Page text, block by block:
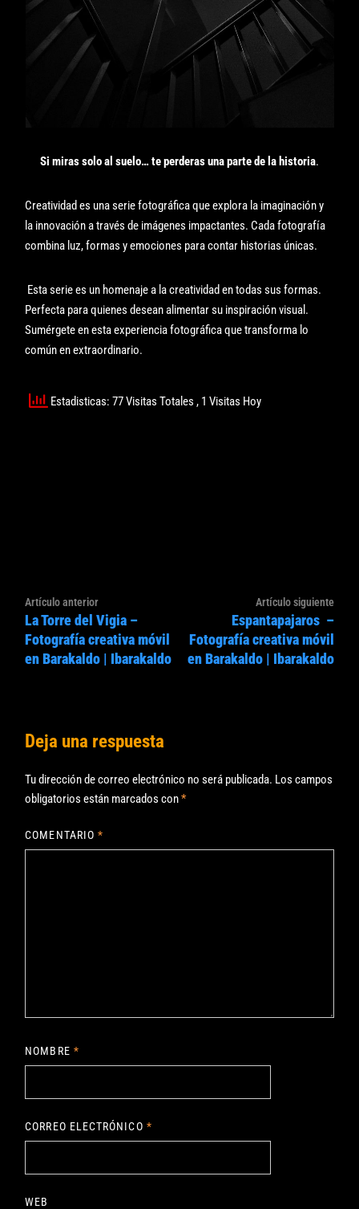
Si miras solo al suelo… te perderas una parte de la historia.
Creatividad es una serie fotográfica que explora la imaginación y
la innovación a través de imágenes impactantes. Cada fotografía
combina luz, formas y emociones para contar historias únicas.
Esta serie es un homenaje a la creatividad en todas sus formas.
Perfecta para quienes desean alimentar su inspiración visual.
Sumérgete en esta experiencia fotográfica que transforma lo
común en extraordinario.
Estadisticas: 77 Visitas Totales, 1 Visitas Hoy
Navegación
de
entradas
Artículo anteriorArtículo
anterior:
La Torre del Vigia –
Fotografía creativa móvil
en Barakaldo | Ibarakaldo
Artículo siguiente
Espantapajaros –
Fotografía creativa móvil
en Barakaldo | Ibarakaldo
Deja una respuesta
Tu dirección de correo electrónico no será publicada. Los campos
obligatorios están marcados con*
COMENTARIO*
NOMBRE *
CORREO ELECTRÓNICO *
WEB